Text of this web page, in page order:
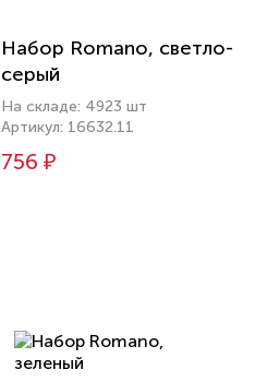
Набор Romano, светло-
серый
На складе: 4923 шт
Артикул: 16632.11
756 ₽